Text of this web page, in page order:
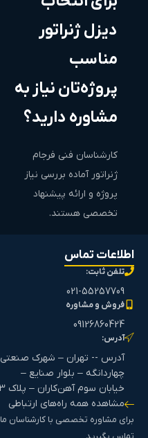
دیزل ژنراتور
مناسب
پروژه‌تان نیاز به
مشاوره دارید؟
کارشناسان فنی فرجام
ژنراتور آماده بررسی نیاز
پروژه و ارائه پیشنهاد
تخصصی هستند.
اطلاعات تماس
تلفن ثابت:
021-55257709
فروش و مشاوره
09126860424
آدرس:
آدرس -- تهران – شهرک صنعتی
چهاردانگه – بلوار صنایع –
خیابان سوم آهن‌کاران – پلاک 13
مشاهده همه راه‌های ارتباطی
برای مشاوره تخصصی با کارشناسان ما